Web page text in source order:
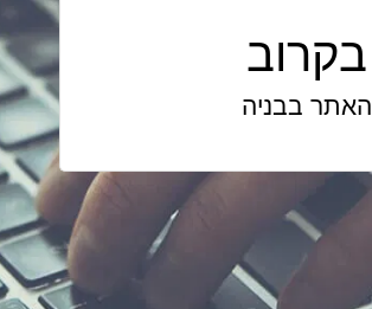
בקרוב
האתר בבניה